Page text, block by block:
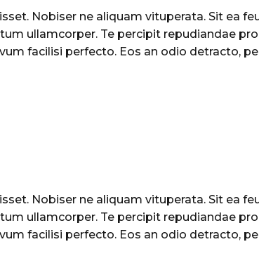
Nobiser ne aliquam vituperata. Sit ea
ullamcorper. Te percipit repudiandae
facilisi perfecto. Eos an odio detracto,
Nobiser ne aliquam vituperata. Sit ea
ullamcorper. Te percipit repudiandae
facilisi perfecto. Eos an odio detracto,